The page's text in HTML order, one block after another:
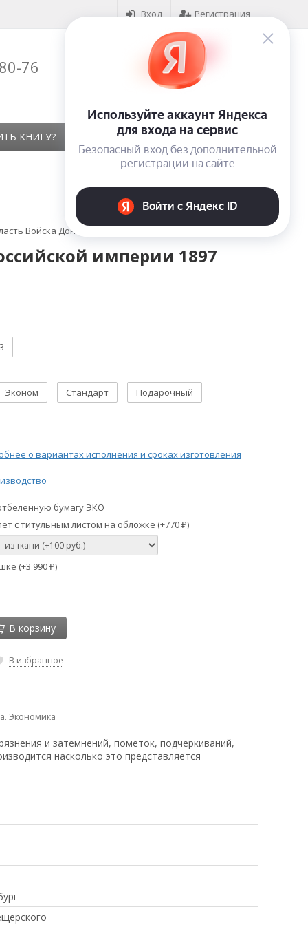
Вход Регистрация
76 Корзина ( 0)
на сумму0₽
КНИГУ? КОНТАКТЫ ОТЗЫВЫ
Войска Донского
империи 1897
Эконом Стандарт Подарочный
о вариантах исполнения и сроках изготовления
бумагу ЭКО
с титульным листом на обложке (+770 ₽)
(+3 990 ₽)
В корзину
В избранное
Экономика
и затемнений, пометок, подчеркиваний,
насколько это представляется